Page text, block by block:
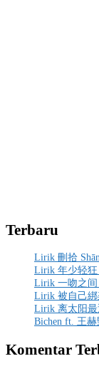
Terbaru
Lirik 刪拾
Lirik 年少轻狂
Lirik 一吻之间
Lirik 被自己綁
Lirik 离太阳最
Bichen ft. 王赫
Komentar